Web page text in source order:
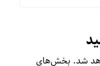
شد. بخش‌های